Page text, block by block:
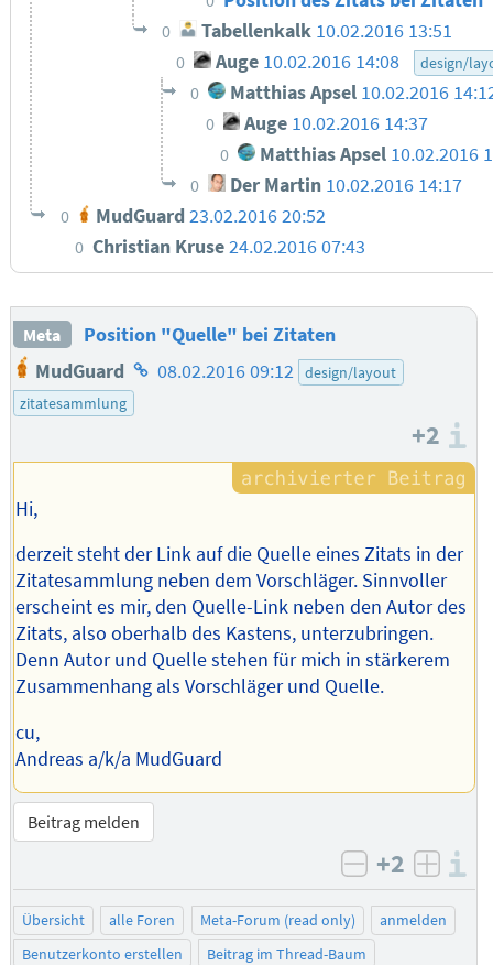
0 Tabellenkalk 10.02.2016 13:51
0 Auge 10.02.2016 14:08 design/
0 Matthias Apsel 10.02.2016
0 Auge 10.02.2016 14:37
0 Matthias Apsel 10.02.2016
0 Der Martin 10.02.2016 14:17
0 MudGuard 23.02.2016 20:52
0 Christian Kruse24.02.2016 07:43
Meta
Position "Quelle" bei Zitaten
MudGuard Homepage
des
08.02.2016 09:12 design/layout
zitatesammlung
+2
Hi,
derzeit steht der Link auf die Quelle eines Zitats in der
Zitatesammlung neben dem Vorschläger. Sinnvoller
erscheint es mir, den Quelle-Link neben den Autor des
Zitats, also oberhalb des Kastens, unterzubringen.
Denn Autor und Quelle stehen für mich in stärkerem
Zusammenhang als Vorschläger und Quelle.
cu,
Andreas a/k/a MudGuard
Beitrag melden
negativ
+2
Übersicht alle Foren Meta-Forum (read only)
anmelden
Benutzerkonto erstellen
Beitrag im Thread-Baum